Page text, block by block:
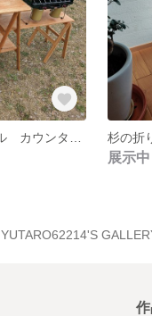
展示中
YUTARO62214'S